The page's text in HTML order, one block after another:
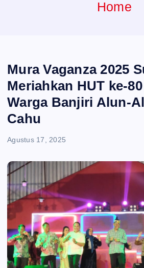
Home
Mura Vaganza 2025
Meriahkan HUT ke-
Warga Banjiri Alun-
Cahu
Agustus 17, 2025